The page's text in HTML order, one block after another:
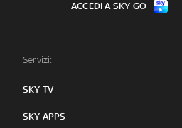
Servizi:
SKY TV
SKY APPS
ACCEDI A SKY GO